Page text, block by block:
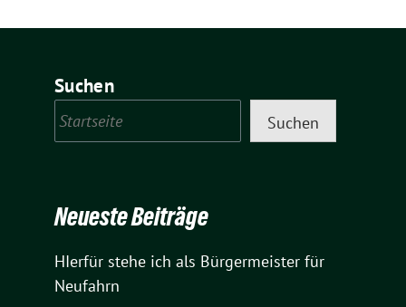
Suchen
Suchen
Neueste Beiträge
HIerfür stehe ich als Bürgermeister für
Neufahrn